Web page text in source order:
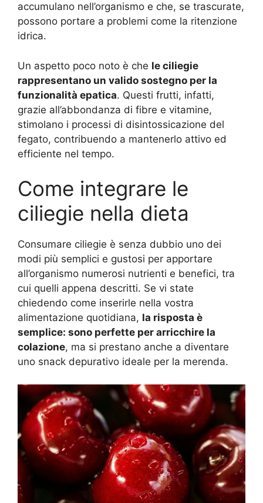
accumulano nell’organismo e che, se trascurate,
possono portare a problemi come la ritenzione
idrica.
Un aspetto poco noto è che le ciliegie
rappresentano un valido sostegno per la
funzionalità epatica. Questi frutti, infatti,
grazie all’abbondanza di fibre e vitamine,
stimolano i processi di disintossicazione del
fegato, contribuendo a mantenerlo attivo ed
efficiente nel tempo.
Come integrare le
ciliegie nella dieta
Consumare ciliegie è senza dubbio uno dei
modi più semplici e gustosi per apportare
all’organismo numerosi nutrienti e benefici, tra
cui quelli appena descritti. Se vi state
chiedendo come inserirle nella vostra
alimentazione quotidiana, la risposta è
semplice: sono perfette per arricchire la
colazione, ma si prestano anche a diventare
uno snack depurativo ideale per la merenda.